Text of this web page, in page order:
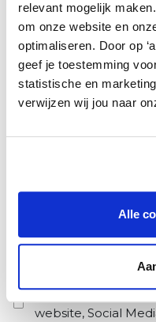
relevant mogelijk
om onze website en
optimaliseren. Door op
geef je toestemming
statistische en
verwijzen wij jou naar
Alle
Telefoon (Vereist)
Toestemming
Ja, ik geef
van dit evenement
website, Social